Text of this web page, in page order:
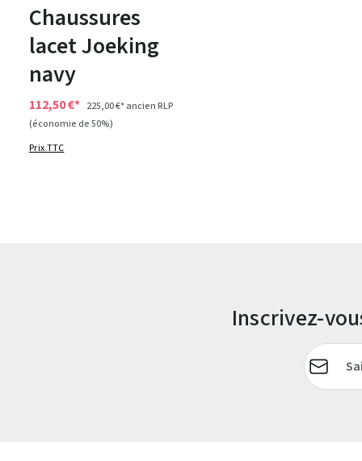
Chaussures
lacet Joeking
navy
112,50 €* 225,00 €*ancien RLP
(économie de 50%)
Prix TTC
Inscrivez-
Adresse e-